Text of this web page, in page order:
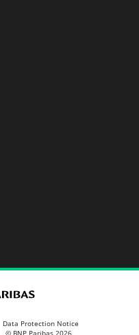
Data Protection Notice
© BNP Paribas 2026